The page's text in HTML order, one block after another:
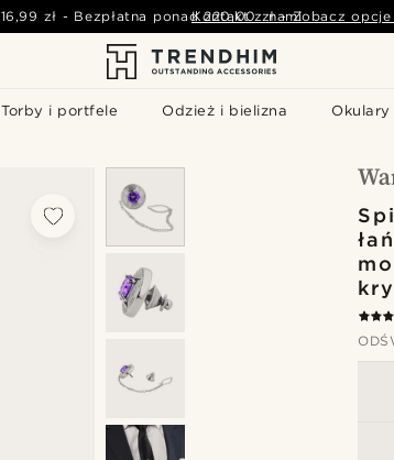
Torby i portfele Odzież i bielizna Okulary
16,99 zł - Bezpłatna ponad 220,00 zł - Zobacz opcje
Kontakt z nami